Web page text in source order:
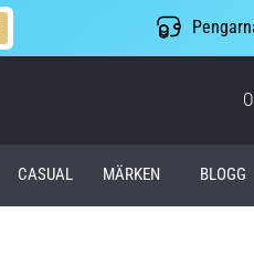
CASUAL MÄRKEN BLOGG